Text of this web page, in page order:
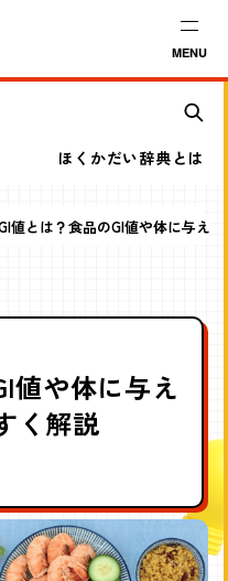
MENU
ほくかだい辞典とは
値とは？食品のGI値や体に与え
値や体に与え
く解説